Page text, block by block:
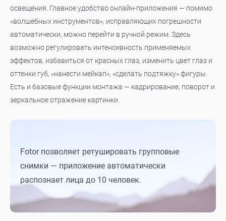
освещения. Главное удобство онлайн-приложения — помимо
«волшебных инструментов», исправляющих погрешности
автоматически, можно перейти в ручной режим. Здесь
возможно регулировать интенсивность применяемых
эффектов, избавиться от красных глаз, изменить цвет глаз и
оттенки губ, «нанести мейкап», «сделать подтяжку» фигуры.
Есть и базовые функции монтажа — кадрирование, поворот и
зеркальное отражение картинки.
Fotor позволяет ретушировать групповые
снимки — приложение автоматически
распознает лица до 10 человек.